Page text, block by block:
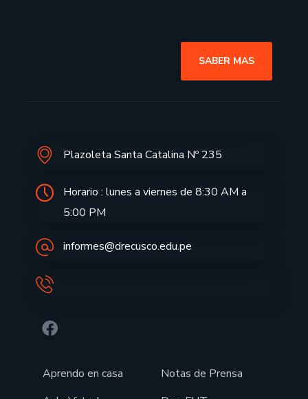
SABER MAS
Plazoleta Santa Catalina Nº 235
Horario : lunes a viernes de 8:30 AM a
5:00 PM
informes@drecusco.edu.pe
Aprendo en casa
Notas de Prensa